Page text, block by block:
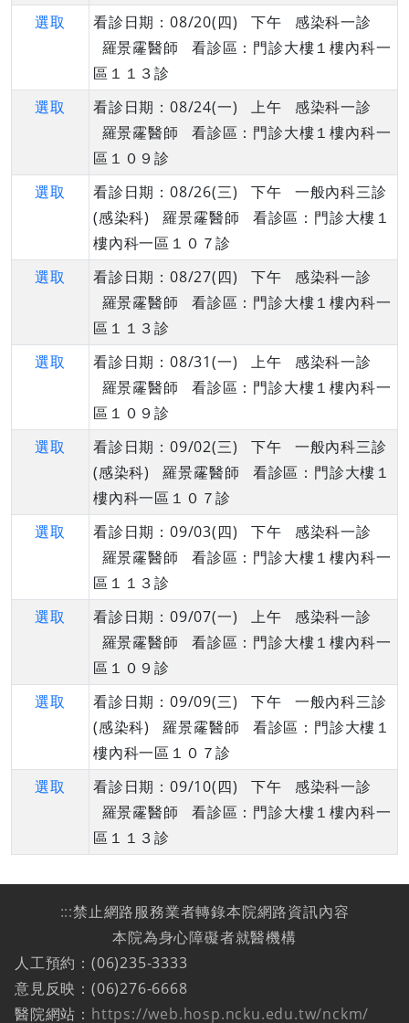
選取
看診日期：08/20(四) 下午 感染科一診
羅景霳醫師 看診區：門診大樓１樓內科一
區１１３診
選取
看診日期：08/24(一) 上午 感染科一診
羅景霳醫師 看診區：門診大樓１樓內科一
區１０９診
選取
看診日期：08/26(三) 下午 一般內科三診
(感染科) 羅景霳醫師 看診區：門診大樓１
樓內科一區１０７診
選取
看診日期：08/27(四) 下午 感染科一診
羅景霳醫師 看診區：門診大樓１樓內科一
區１１３診
選取
看診日期：08/31(一) 上午 感染科一診
羅景霳醫師 看診區：門診大樓１樓內科一
區１０９診
選取
看診日期：09/02(三) 下午 一般內科三診
(感染科) 羅景霳醫師 看診區：門診大樓１
樓內科一區１０７診
選取
看診日期：09/03(四) 下午 感染科一診
羅景霳醫師 看診區：門診大樓１樓內科一
區１１３診
選取
看診日期：09/07(一) 上午 感染科一診
羅景霳醫師 看診區：門診大樓１樓內科一
區１０９診
選取
看診日期：09/09(三) 下午 一般內科三診
(感染科) 羅景霳醫師 看診區：門診大樓１
樓內科一區１０７診
選取
看診日期：09/10(四) 下午 感染科一診
羅景霳醫師 看診區：門診大樓１樓內科一
區１１３診
:::禁止網路服務業者轉錄本院網路資訊內容
本院為身心障礙者就醫機構
人工預約：(06)235-3333
意見反映：(06)276-6668
醫院網站： https://web.hosp.ncku.edu.tw/nckm/